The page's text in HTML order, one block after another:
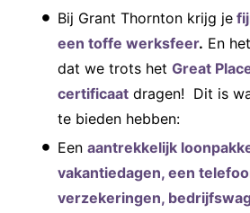
Bij Grant Thornton krijg je
een toffe werksfeer. En
dat we trots het Great
certificaat dragen! Dit is
te bieden hebben:
Een aantrekkelijk
vakantiedagen, een
verzekeringen,